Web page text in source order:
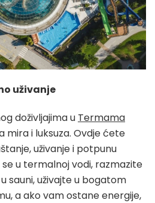
uživanje
doživljajima u Termama
mira i luksuza. Ovdje ćete
uživanje i potpunu
u termalnoj vodi, razmazite
sauni, uživajte u bogatom
a ako vam ostane energije,